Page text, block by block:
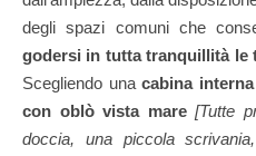
degli spazi comuni che
godersi in tutta tranquillità le
Scegliendo unacabina interna
con oblò vista mare [Tutte
doccia, una piccola